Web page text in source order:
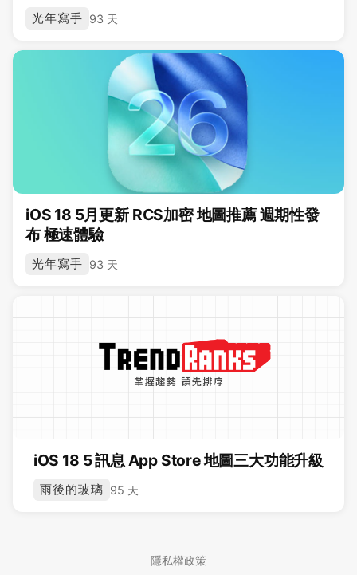
光年寫手 93 天
iOS 18 5月更新 RCS加密 地圖推薦 週期性發
布 極速體驗
光年寫手 93 天
iOS 18 5 訊息 App Store 地圖三大功能升級
雨後的玻璃 95 天
隱私權政策